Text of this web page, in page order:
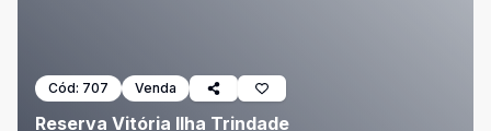
Cód: 707 Venda
Reserva Vitória Ilha Trindade